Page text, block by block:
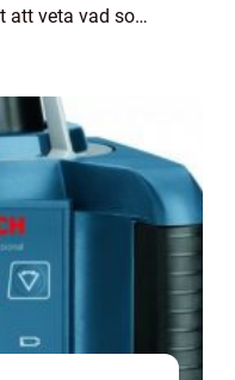
att veta vad som